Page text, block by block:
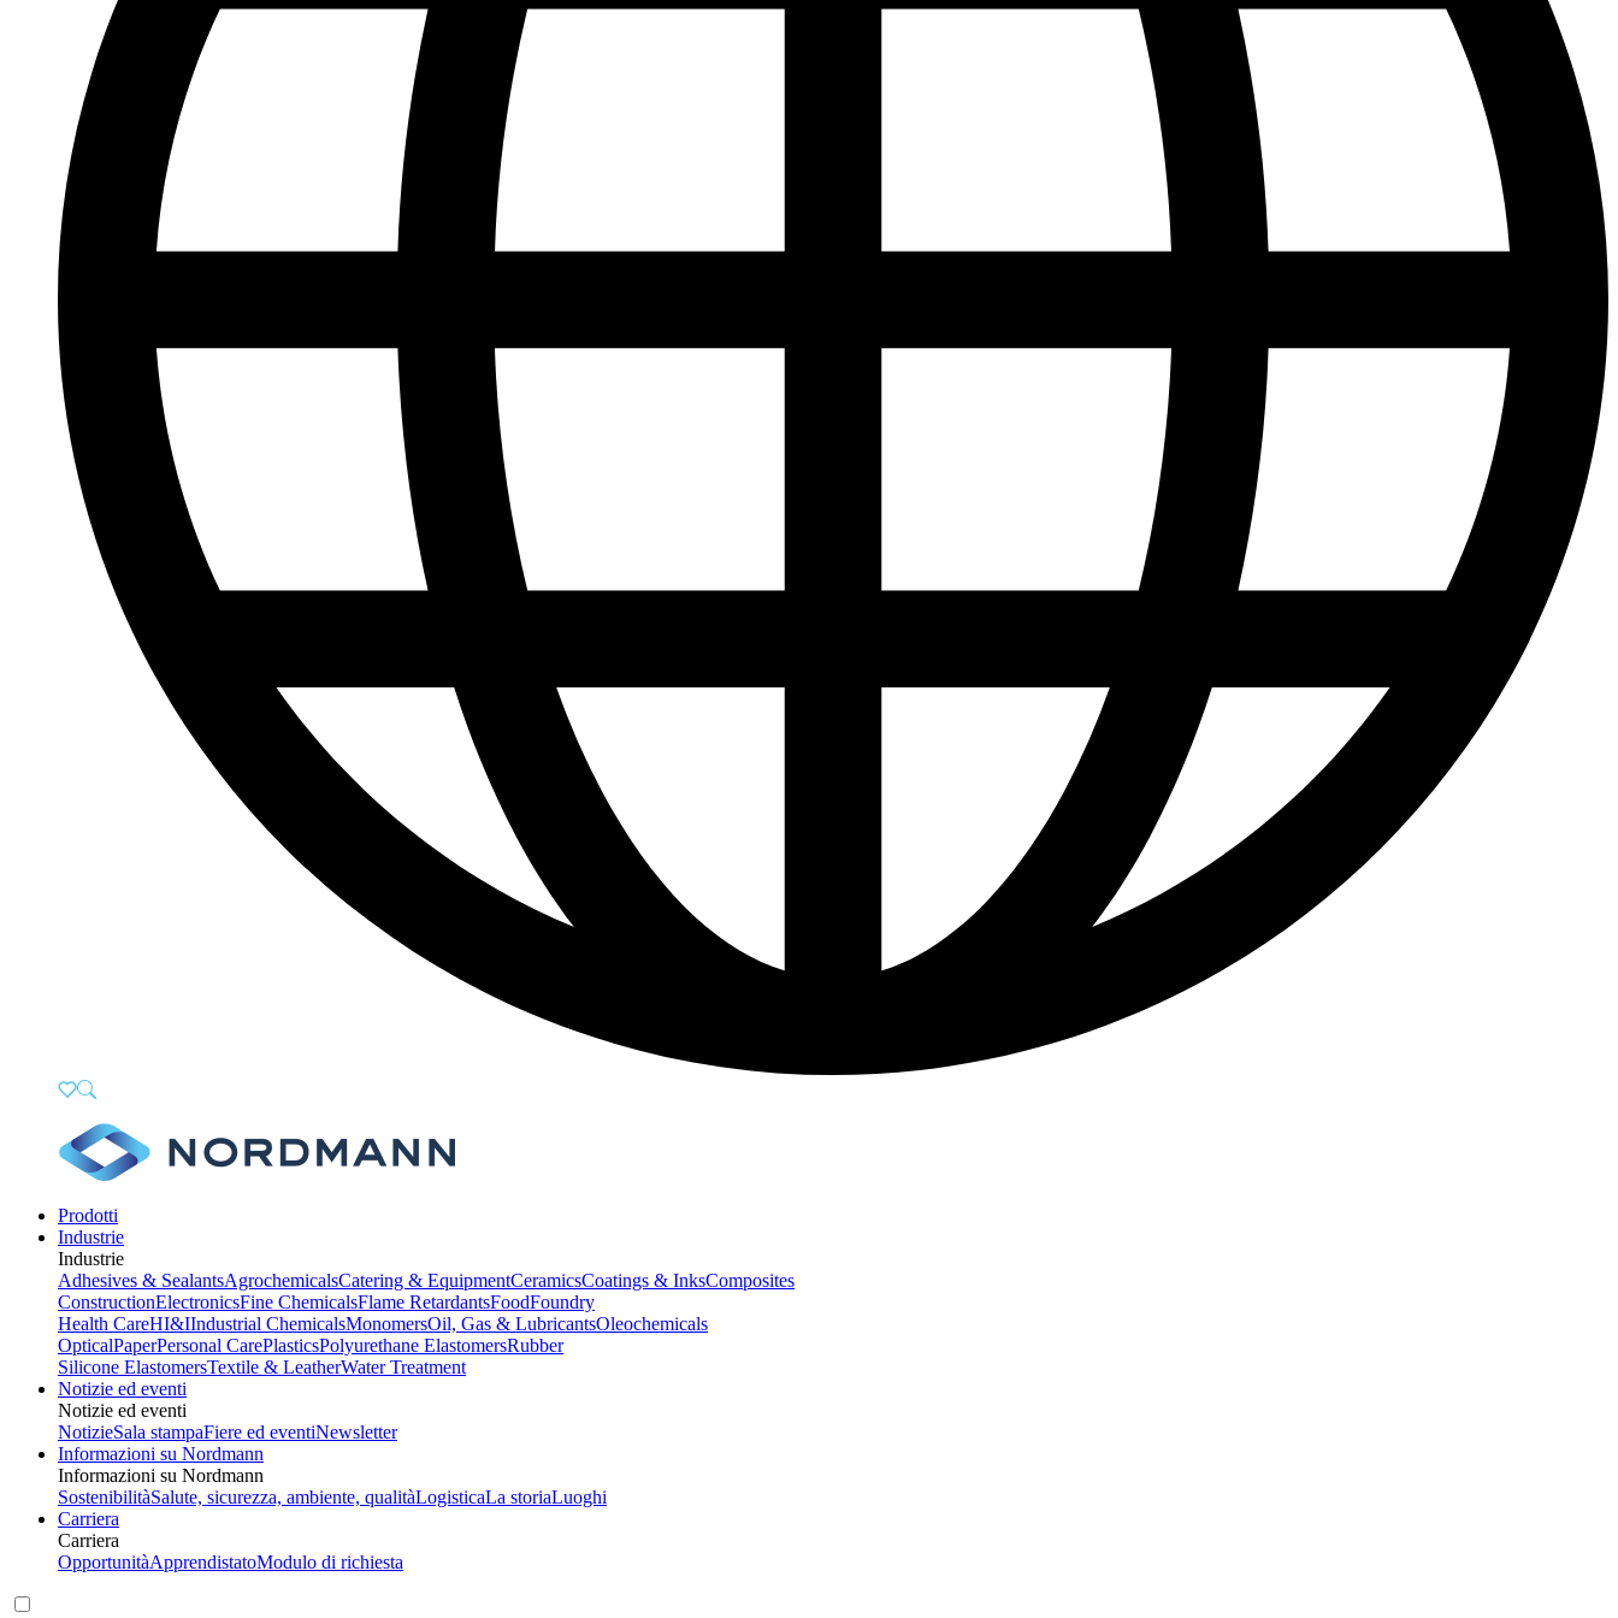
Prodotti
Industrie
Industrie
Adhesives & SealantsAgrochemicalsCatering & EquipmentCeramicsCoatings & InksComposites
ConstructionElectronicsFine ChemicalsFlame RetardantsFoodFoundry
Health CareHI&IIndustrial ChemicalsMonomersOil, Gas & LubricantsOleochemicals
OpticalPaperPersonal CarePlasticsPolyurethane ElastomersRubber
Silicone ElastomersTextile & LeatherWater Treatment
Notizie ed eventi
Notizie ed eventi
NotizieSala stampaFiere ed eventiNewsletter
Informazioni su Nordmann
Informazioni su Nordmann
SostenibilitàSalute, sicurezza, ambiente, qualitàLogisticaLa storiaLuoghi
Carriera
Carriera
OpportunitàApprendistatoModulo di richiesta